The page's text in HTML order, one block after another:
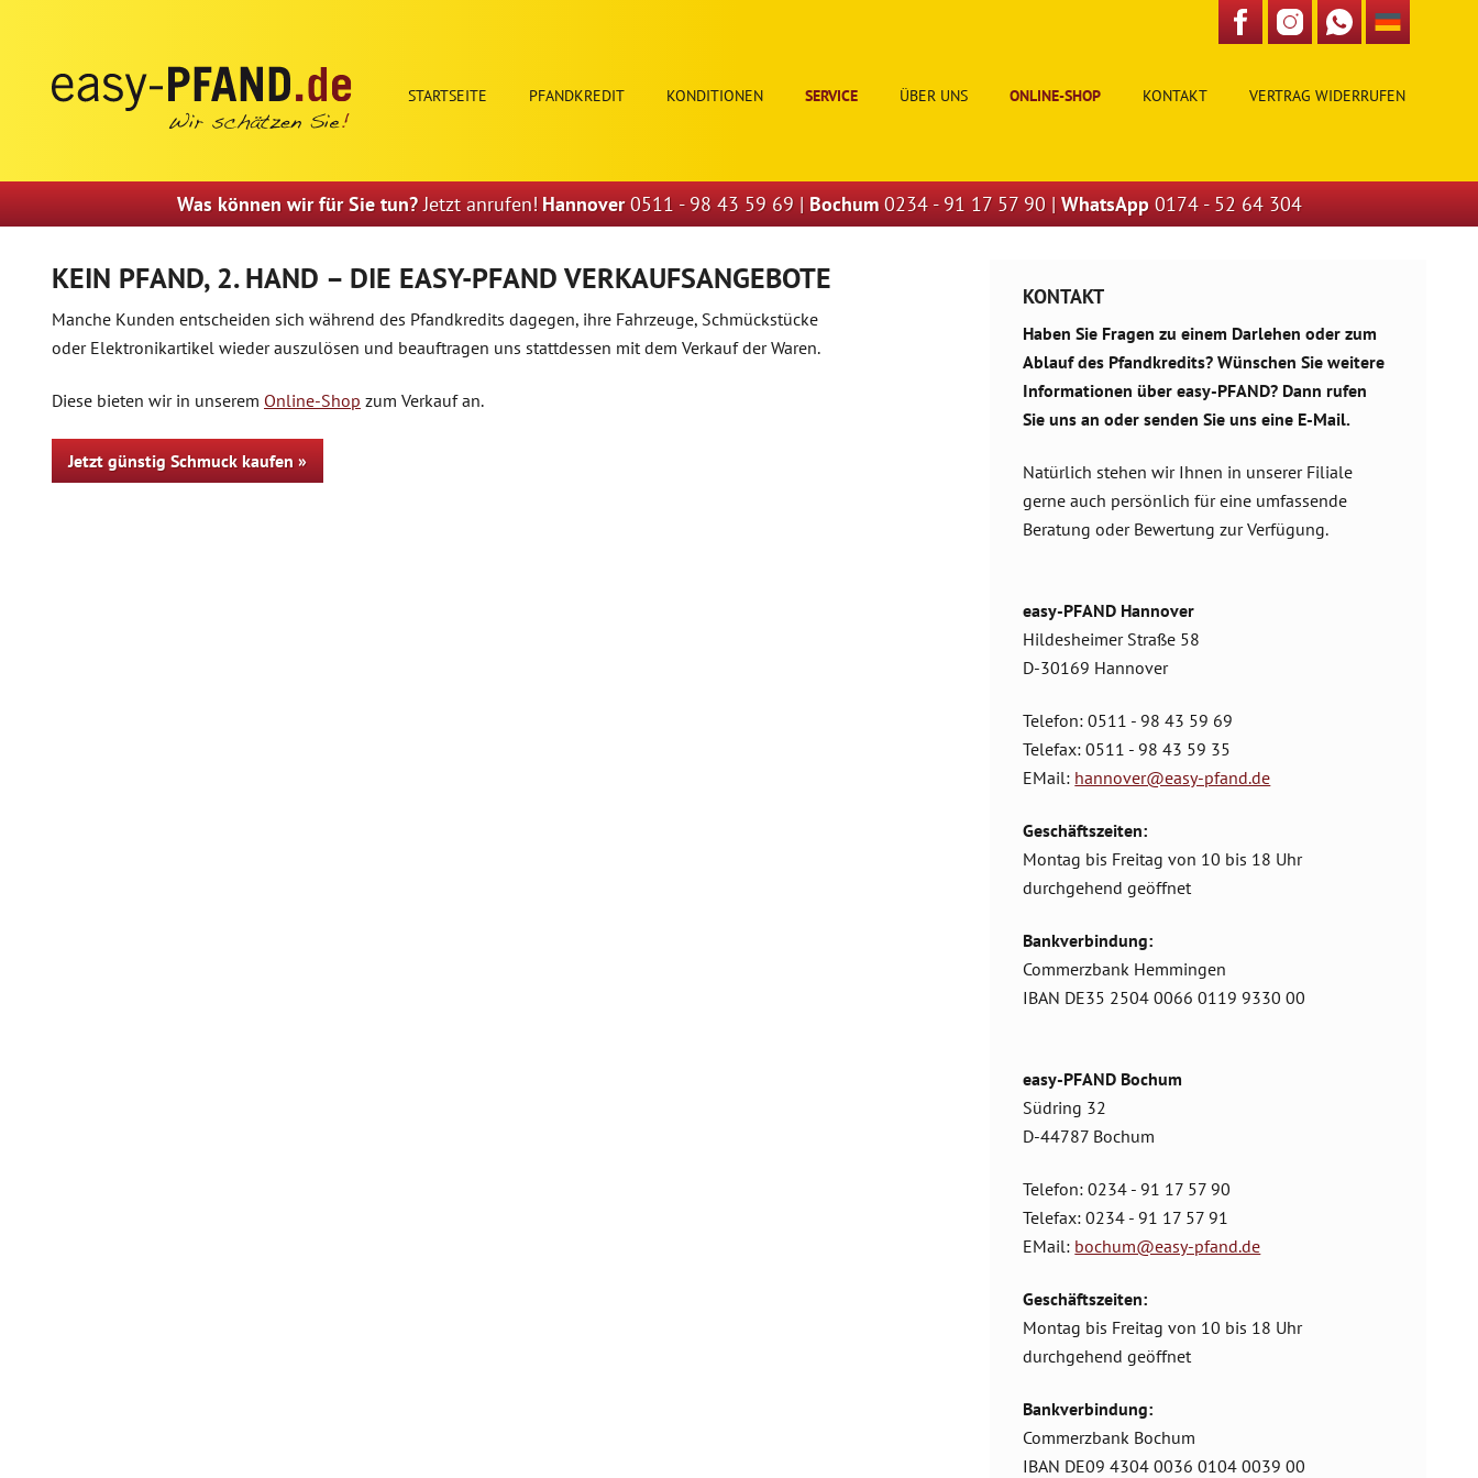
STARTSEITE PFANDKREDIT KONDITIONEN SERVICE ÜBER UNS ONLINE-SHOP KONTAKT VERTRAG WIDERRUFEN
Was können wir für Sie tun?Jetzt anrufen! Hannover 0511 - 98 43 59 69| Bochum 0234 - 91 17 57 90|WhatsApp 0174 - 52 64 304
KEIN PFAND, 2. HAND – DIE EASY-PFAND VERKAUFSANGEBOTE
Manche Kunden entscheiden sich während des Pfandkredits dagegen, ihre Fahrzeuge, Schmückstücke
oder Elektronikartikel wieder auszulösen und beauftragen uns stattdessen mit dem Verkauf der Waren.
Diese bieten wir in unserem Online-Shop zum Verkauf an.
Jetzt günstig Schmuck kaufen »
KONTAKT
Haben Sie Fragen zu einem Darlehen oder zum
Ablauf des Pfandkredits? Wünschen Sie weitere
Informationen über easy-PFAND? Dann rufen
Sie uns an oder senden Sie uns eine E-Mail.
Natürlich stehen wir Ihnen in unserer Filiale
gerne auch persönlich für eine umfassende
Beratung oder Bewertung zur Verfügung.
easy-PFAND Hannover
Hildesheimer Straße 58
D-30169 Hannover
Telefon: 0511 - 98 43 59 69
Telefax: 0511 - 98 43 59 35
EMail: hannover@easy-pfand.de
Geschäftszeiten:
Montag bis Freitag von 10 bis 18 Uhr
durchgehend geöffnet
Bankverbindung:
Commerzbank Hemmingen
IBAN DE35 2504 0066 0119 9330 00
easy-PFAND Bochum
Südring 32
D-44787 Bochum
Telefon: 0234 - 91 17 57 90
Telefax: 0234 - 91 17 57 91
EMail: bochum@easy-pfand.de
Geschäftszeiten:
Montag bis Freitag von 10 bis 18 Uhr
durchgehend geöffnet
Bankverbindung:
Commerzbank Bochum
IBAN DE09 4304 0036 0104 0039 00